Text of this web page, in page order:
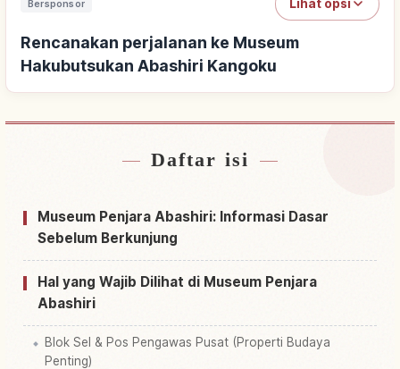
Bersponsor Lihat opsi
Rencanakan perjalanan ke Museum
Hakubutsukan Abashiri Kangoku
Cari penginapan dekat Museum Hakubutsukan
Cari aktivitas di Museum Hakubutsukan
Abashiri Kangoku
Daftar isi
Museum Penjara Abashiri: Informasi Dasar
Sebelum Berkunjung
Hal yang Wajib Dilihat di Museum Penjara
Abashiri
Blok Sel & Pos Pengawas Pusat (Properti Budaya
Penting)